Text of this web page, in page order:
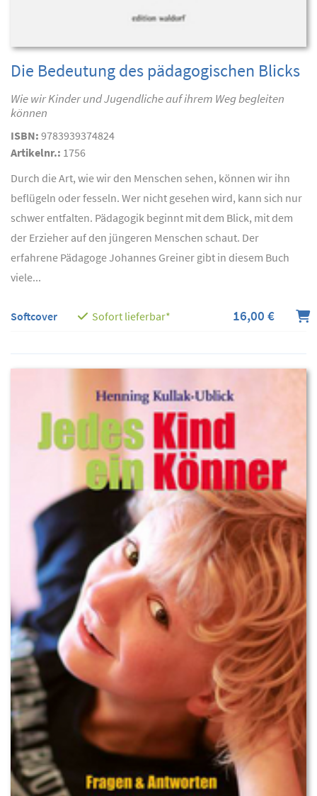
Die Bedeutung des pädagogischen Blicks
Wie wir Kinder und Jugendliche auf ihrem Weg begleiten
können
ISBN: 9783939374824
Artikelnr.: 1756
Durch die Art, wie wir den Menschen sehen, können wir ihn
beflügeln oder fesseln. Wer nicht gesehen wird, kann sich nur
schwer entfalten. Pädagogik beginnt mit dem Blick, mit dem
der Erzieher auf den jüngeren Menschen schaut. Der
erfahrene Pädagoge Johannes Greiner gibt in diesem Buch
viele...
Softcover Sofort lieferbar* 16,00 €